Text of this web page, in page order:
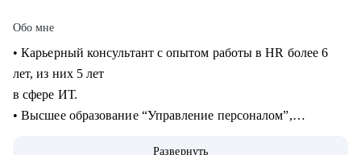
Обо мне
• Карьерный консультант с опытом работы в HR более 6
лет, из них 5 лет
в сфере ИТ.
• Высшее образование “Управление персоналом”,
Развернуть